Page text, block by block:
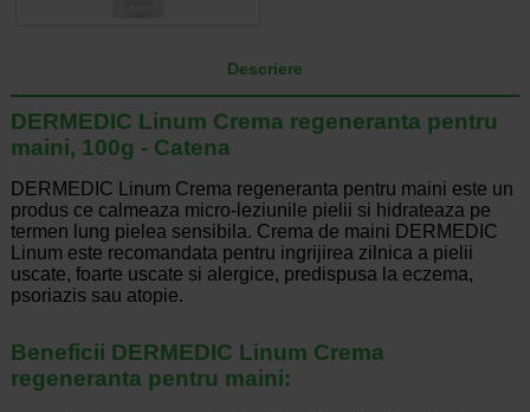
Descriere
DERMEDIC Linum Crema regeneranta pentru
maini, 100g - Catena
DERMEDIC Linum Crema regeneranta pentru maini este un
produs ce calmeaza micro-leziunile pielii si hidrateaza pe
termen lung pielea sensibila. Crema de maini DERMEDIC
Linum este recomandata pentru ingrijirea zilnica a pielii
uscate, foarte uscate si alergice, predispusa la eczema,
psoriazis sau atopie.
Beneficii DERMEDIC Linum Crema
regeneranta pentru maini: